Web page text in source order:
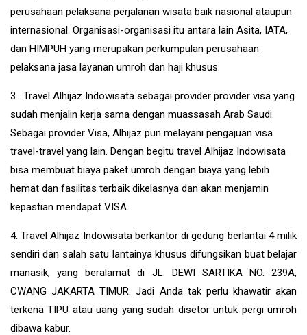
perusahaan pelaksana perjalanan wisata baik nasional ataupun
internasional. Organisasi-organisasi itu antara lain Asita, IATA,
dan HIMPUH yang merupakan perkumpulan perusahaan
pelaksana jasa layanan umroh dan haji khusus.
3. Travel Alhijaz Indowisata sebagai provider provider visa yang
sudah menjalin kerja sama dengan muassasah Arab Saudi.
Sebagai provider Visa, Alhijaz pun melayani pengajuan visa
travel-travel yang lain. Dengan begitu travel Alhijaz Indowisata
bisa membuat biaya paket umroh dengan biaya yang lebih
hemat dan fasilitas terbaik dikelasnya dan akan menjamin
kepastian mendapat VISA.
4. Travel Alhijaz Indowisata berkantor di gedung berlantai 4 milik
sendiri dan salah satu lantainya khusus difungsikan buat belajar
manasik, yang beralamat di JL. DEWI SARTIKA NO. 239A,
CWANG JAKARTA TIMUR. Jadi Anda tak perlu khawatir akan
terkena TIPU atau uang yang sudah disetor untuk pergi umroh
dibawa kabur.